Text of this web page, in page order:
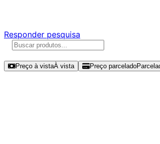
Responder pesquisa
Preço à vistaÀ vista Preço parcelado